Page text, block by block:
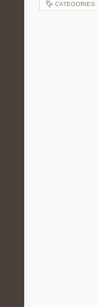
CATEGORIES: